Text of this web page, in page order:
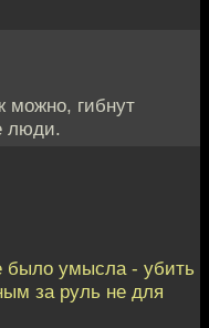
можно, гибнут
люди.
было умысла - убить
за руль не для